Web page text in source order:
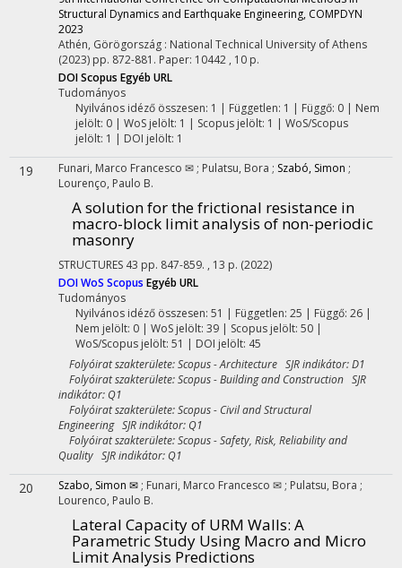
Structural Dynamics and Earthquake Engineering, COMPDYN
2023
Athén, Görögország : National Technical University of Athens
(2023) pp. 872-881. Paper: 10442 , 10 p.
DOIScopus Egyéb URL
Tudományos
Nyilvános idéző összesen: 1 | Független: 1 | Függő: 0 | Nem
jelölt: 0 | WoS jelölt: 1 | Scopus jelölt: 1 | WoS/Scopus
jelölt: 1 | DOI jelölt: 1
19 Funari, Marco Francesco ✉ ; Pulatsu, Bora ; Szabó, Simon ;
Lourenço, Paulo B.
A solution for the frictional resistance in
macro-block limit analysis of non-periodic
masonry
STRUCTURES 43 pp. 847-859. , 13 p. (2022)
DOIWoS Scopus Egyéb URL
Tudományos
Nyilvános idéző összesen: 51 | Független: 25 | Függő: 26 |
Nem jelölt: 0 | WoS jelölt: 39 | Scopus jelölt: 50 |
WoS/Scopus jelölt: 51 | DOI jelölt: 45
Folyóirat szakterülete: Scopus - Architecture SJR indikátor: D1
Folyóirat szakterülete: Scopus - Building and Construction SJR
indikátor: Q1
Folyóirat szakterülete: Scopus - Civil and Structural
Engineering SJR indikátor: Q1
Folyóirat szakterülete: Scopus - Safety, Risk, Reliability and
Quality SJR indikátor: Q1
20 Szabo, Simon ✉ ; Funari, Marco Francesco ✉ ; Pulatsu, Bora ;
Lourenco, Paulo B.
Lateral Capacity of URM Walls: A
Parametric Study Using Macro and Micro
Limit Analysis Predictions